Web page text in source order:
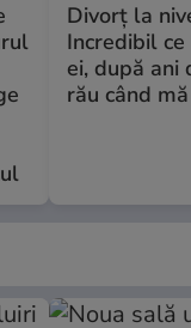
Divorț la
Incredibil
ei, după ani
rău când